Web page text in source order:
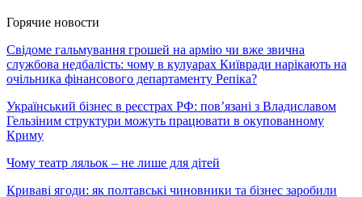
Горячие новости
Свідоме гальмування грошей на армію чи вже звична
службова недбалість: чому в кулуарах Київради нарікають на
очільника фінансового департаменту Репіка?
Український бізнес в реєстрах РФ: пов’язані з Владиславом
Гельзіним структури можуть працювати в окупованному
Криму
Чому театр ляльок – не лише для дітей
Криваві ягоди: як полтавські чиновники та бізнес заробили